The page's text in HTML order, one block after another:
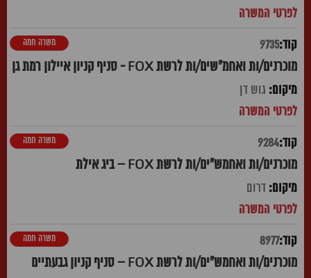
9735
מוכרנים/ות ואחמ"שים/ות לרשת FOX - סניף קניון איילון רמת גן
משרה חמה
גוש דן
9284
מוכרנים/ות ואחמש"ים/ות לרשת FOX – ביג אילת
משרה חמה
דרום
8977
מוכרנים/ות ואחמש"ים/ות לרשת FOX – סניף קניון גבעתיים
משרה חמה